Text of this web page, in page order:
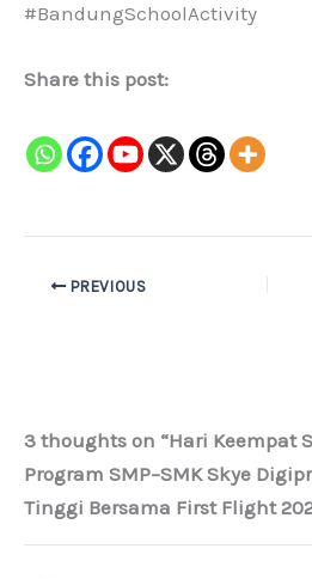
#BandungSchoolActivity
Share this post:
PREVIOUS
3 thoughts on “Hari Keempat
Program SMP–SMK Skye
Tinggi Bersama First Flight